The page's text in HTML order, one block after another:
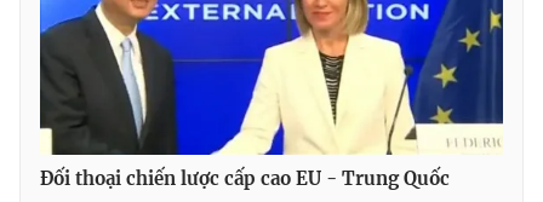
Photo Infographic
Video Shorts video
VTV Money VTV Thể thao
Đối thoại chiến lược cấp cao EU - Trung Quốc